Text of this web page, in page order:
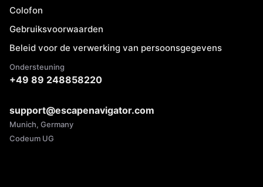
Colofon
Gebruiksvoorwaarden
Beleid voor de verwerking van persoonsgegevens
Ondersteuning
+49 89 248858220
support@escapenavigator.com
Munich, Germany
Codeum UG